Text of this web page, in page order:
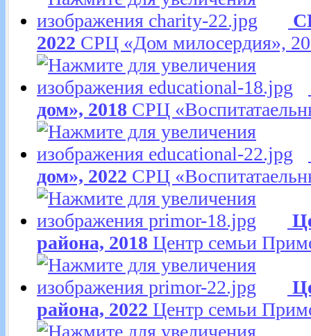
2022 СРЦ «Дом милосердия»,
дом», 2018 СРЦ
дом», 2022 СРЦ
района, 2018 Центр семьи
района, 2022 Центр семьи